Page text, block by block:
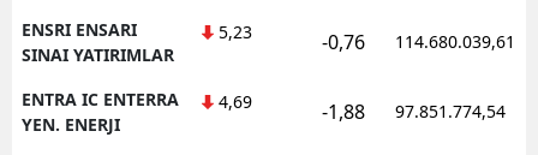
ENSRI ENSARI
SINAI YATIRIMLAR
5,23 -0,76 114.680.039,61
ENTRA IC ENTERRA
YEN. ENERJI
4,69 -1,88 97.851.774,54